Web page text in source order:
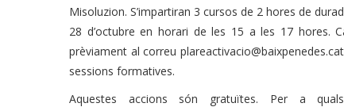
Misoluzion. S’impartiran 3 cursos de 2 hores de
28 d’octubre en horari de les 15 a les 17 hores.
prèviament al correu
sessions formatives.
Aquestes accions són gratuïtes. Per a